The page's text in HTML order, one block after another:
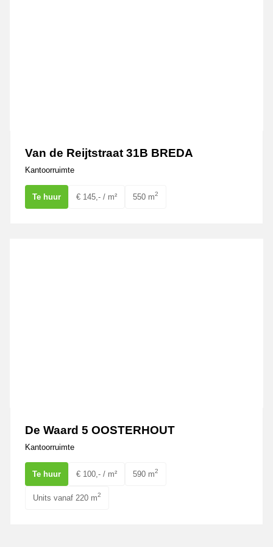
Van de Reijtstraat 31B BREDA
Kantoorruimte
Te huur € 145,- / m² 550 m2
De Waard 5 OOSTERHOUT
Kantoorruimte
Te huur € 100,- / m² 590 m2
Units vanaf 220 m2